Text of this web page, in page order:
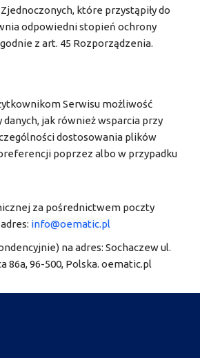
które przystąpiły do
odpowiedni stopień ochrony
z art. 45 Rozporządzenia.
Serwisu możliwość
jak również wsparcia przy
dostosowania plików
poprzez albo w przypadku
za pośrednictwem poczty
info@oematic.pl
na adres: Sochaczew ul.
86a, 96-500, Polska. oematic.pl